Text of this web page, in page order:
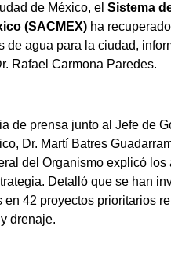
de México, el Sistema
(SACMEX) ha
de agua para la ciudad,
Rafael Carmona Paredes.
de prensa junto al Jefe de
Dr. Martí Batres
del Organismo explicó los
Detalló que se han
en 42 proyectos prioritarios
drenaje.